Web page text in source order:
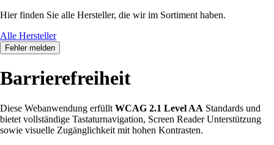
Hier finden Sie alle Hersteller, die wir im Sortiment haben.
Alle Hersteller
Fehler melden
Barrierefreiheit
Diese Webanwendung erfüllt WCAG 2.1 Level AA Standards und
bietet vollständige Tastaturnavigation, Screen Reader Unterstützung
sowie visuelle Zugänglichkeit mit hohen Kontrasten.